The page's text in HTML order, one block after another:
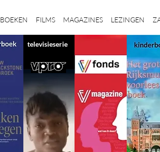
BOEKEN FILMS MAGAZINES LEZINGEN
televisieserie